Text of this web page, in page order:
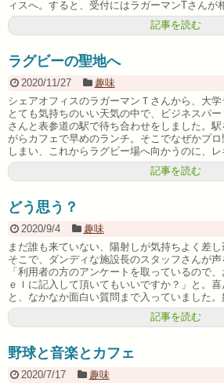
ィスへ。すると、受付にはラガーマンTさんが
記事を読む
ラグビーの聖地へ
2020/11/27
趣味
シェアオフィスのラガーマンＴさんから、大学
とても気持ちのいい天気の中で、ビジネスパ
さんと表参道の駅で待ち合わせをしました。
がらカフェで早めのランチ。そこでなぜかプ
しまい、これからラグビー場へ向かうのに、レ
記事を読む
どう思う？
2020/9/4
趣味
まだ誰も来ていない、陽射しが気持ちよく差し
そこで、ダンディな施設長のスタッフさんが声
「利用者の方のアンケートを取っているので
ｅｌに記入して頂いてもいいですか？」と。
と、なかなか面白い質問まで入っていました
記事を読む
野球と音楽とカフェ
2020/7/17
趣味